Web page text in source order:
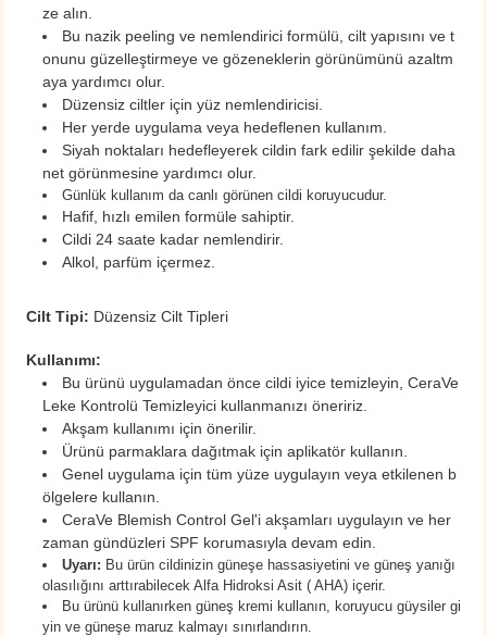
ze alın.
Bu nazik peeling ve nemlendirici formülü, cilt yapısını ve t
onunu güzelleştirmeye ve gözeneklerin görünümünü azaltm
aya yardımcı olur.
Düzensiz ciltler için yüz nemlendiricisi.
Her yerde uygulama veya hedeflenen kullanım.
Siyah noktaları hedefleyerek cildin fark edilir şekilde daha
net görünmesine yardımcı olur.
Günlük kullanım da canlı görünen cildi koruyucudur.
Hafif, hızlı emilen formüle sahiptir.
Cildi 24 saate kadar nemlendirir.
Alkol, parfüm içermez.
Cilt Tipi: Düzensiz Cilt Tipleri
Kullanımı:
Bu ürünü uygulamadan önce cildi iyice temizleyin, CeraVe
Leke Kontrolü Temizleyici kullanmanızı öneririz.
Akşam kullanımı için önerilir.
Ürünü parmaklara dağıtmak için aplikatör kullanın.
Genel uygulama için tüm yüze uygulayın veya etkilenen b
ölgelere kullanın.
CeraVe Blemish Control Gel'i akşamları uygulayın ve her
zaman gündüzleri SPF korumasıyla devam edin.
Uyarı: Bu ürün cildinizin güneşe hassasiyetini ve güneş yanığı
olasılığını arttırabilecek Alfa Hidroksi Asit ( AHA) içerir.
Bu ürünü kullanırken güneş kremi kullanın, koruyucu güysiler gi
yin ve güneşe maruz kalmayı sınırlandırın.